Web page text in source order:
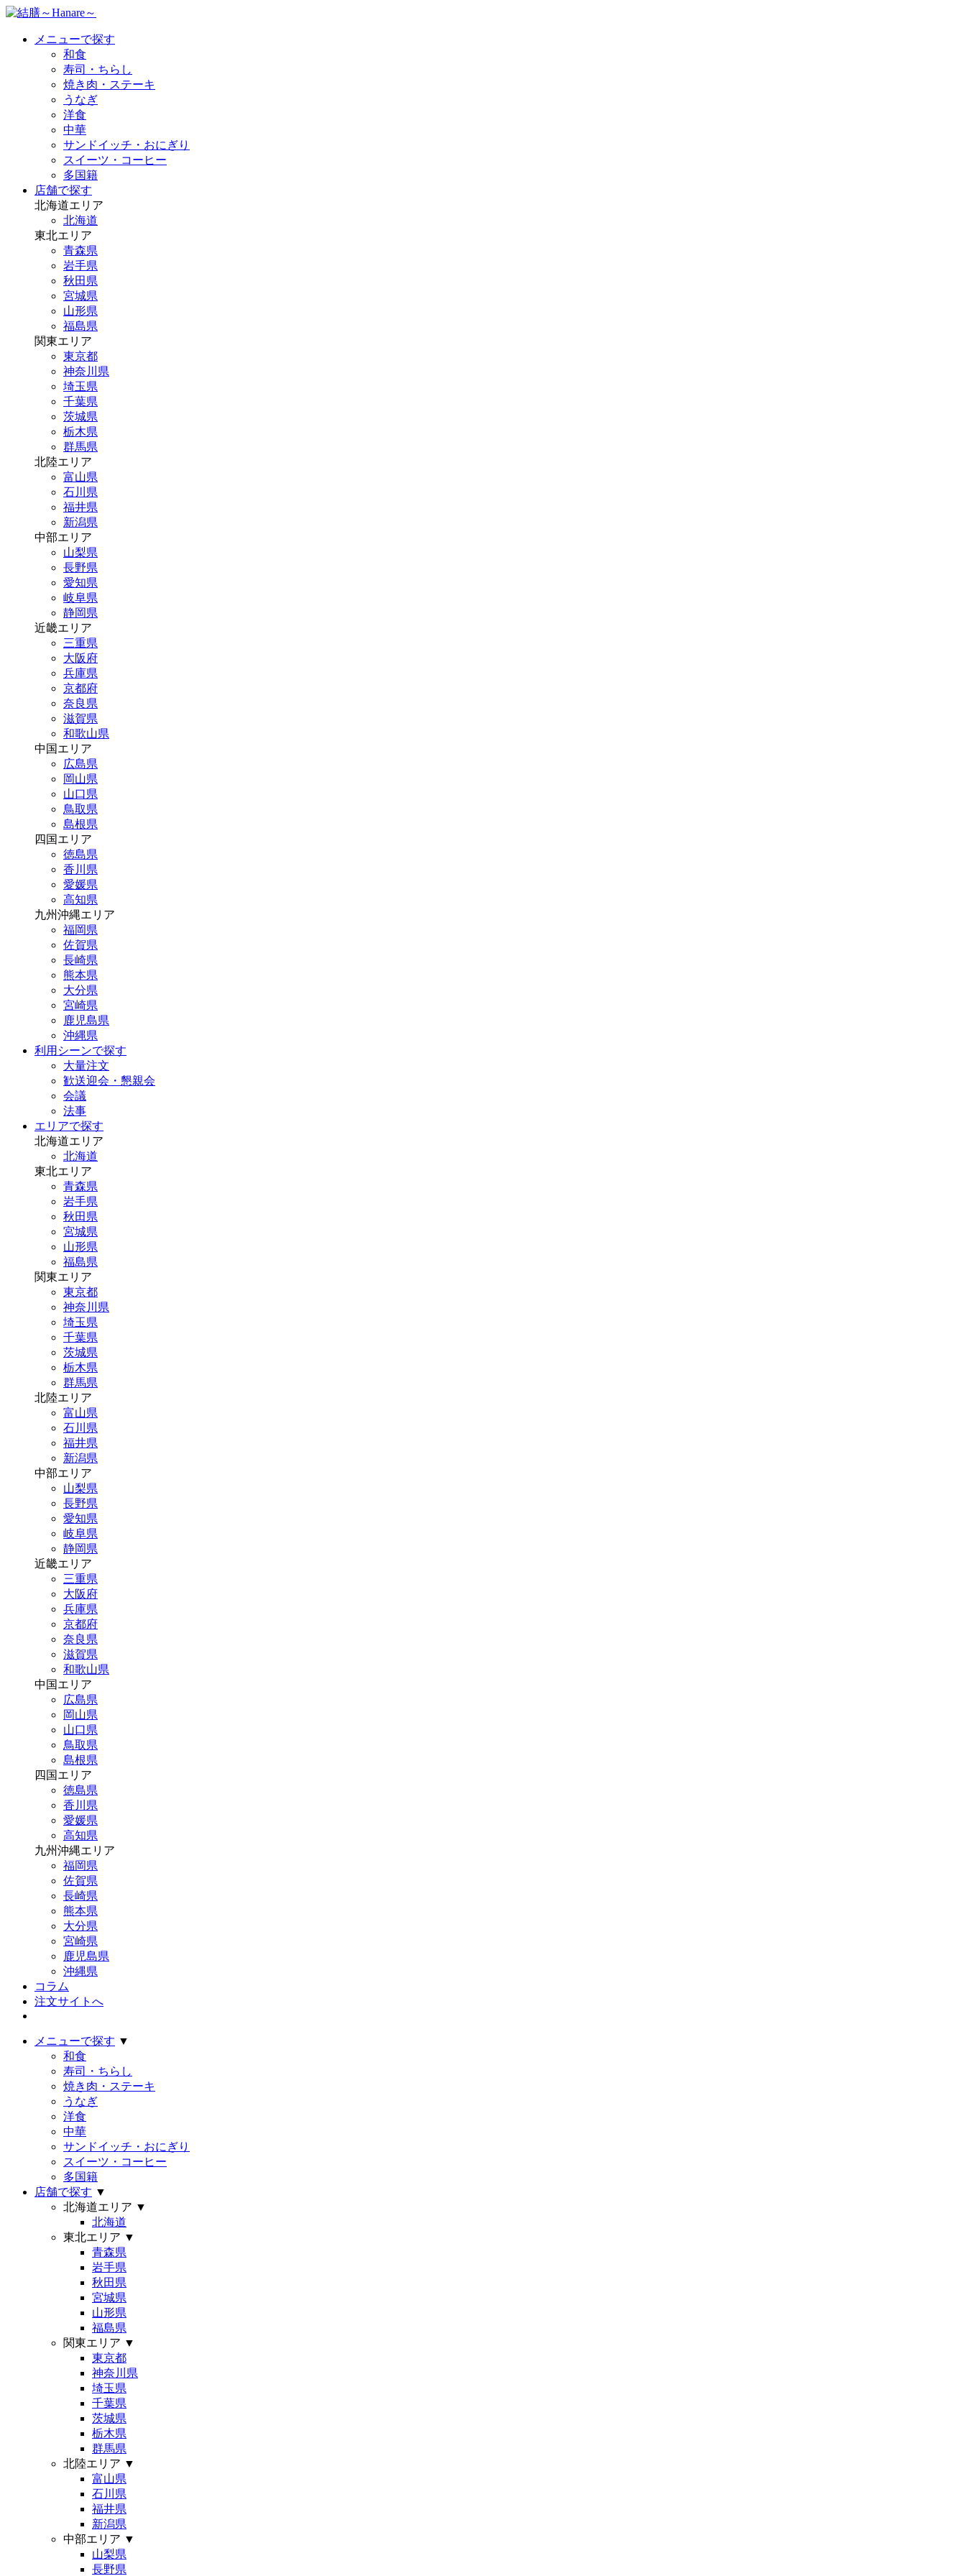
メニューで探す
和食
寿司・ちらし
焼き肉・ステーキ
うなぎ
洋食
中華
サンドイッチ・おにぎり
スイーツ・コーヒー
多国籍
店舗で探す
北海道エリア
北海道
東北エリア
青森県
岩手県
秋田県
宮城県
山形県
福島県
関東エリア
東京都
神奈川県
埼玉県
千葉県
茨城県
栃木県
群馬県
北陸エリア
富山県
石川県
福井県
新潟県
中部エリア
山梨県
長野県
愛知県
岐阜県
静岡県
近畿エリア
三重県
大阪府
兵庫県
京都府
奈良県
滋賀県
和歌山県
中国エリア
広島県
岡山県
山口県
鳥取県
島根県
四国エリア
徳島県
香川県
愛媛県
高知県
九州沖縄エリア
福岡県
佐賀県
長崎県
熊本県
大分県
宮崎県
鹿児島県
沖縄県
利用シーンで探す
大量注文
歓送迎会・懇親会
会議
法事
エリアで探す
北海道エリア
北海道
東北エリア
青森県
岩手県
秋田県
宮城県
山形県
福島県
関東エリア
東京都
神奈川県
埼玉県
千葉県
茨城県
栃木県
群馬県
北陸エリア
富山県
石川県
福井県
新潟県
中部エリア
山梨県
長野県
愛知県
岐阜県
静岡県
近畿エリア
三重県
大阪府
兵庫県
京都府
奈良県
滋賀県
和歌山県
中国エリア
広島県
岡山県
山口県
鳥取県
島根県
四国エリア
徳島県
香川県
愛媛県
高知県
九州沖縄エリア
福岡県
佐賀県
長崎県
熊本県
大分県
宮崎県
鹿児島県
沖縄県
コラム
注文サイトへ
メニューで探す ▼
和食
寿司・ちらし
焼き肉・ステーキ
うなぎ
洋食
中華
サンドイッチ・おにぎり
スイーツ・コーヒー
多国籍
店舗で探す ▼
北海道エリア ▼
北海道
東北エリア ▼
青森県
岩手県
秋田県
宮城県
山形県
福島県
関東エリア ▼
東京都
神奈川県
埼玉県
千葉県
茨城県
栃木県
群馬県
北陸エリア ▼
富山県
石川県
福井県
新潟県
中部エリア ▼
山梨県
長野県